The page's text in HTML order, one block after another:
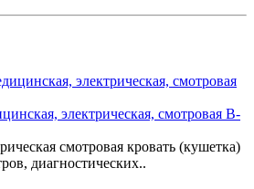
электрическая, смотровая B-
смотровая кровать (кушетка)
диагностических..